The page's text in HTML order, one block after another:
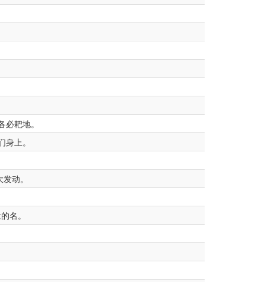
耙地。
上。
动。
名。